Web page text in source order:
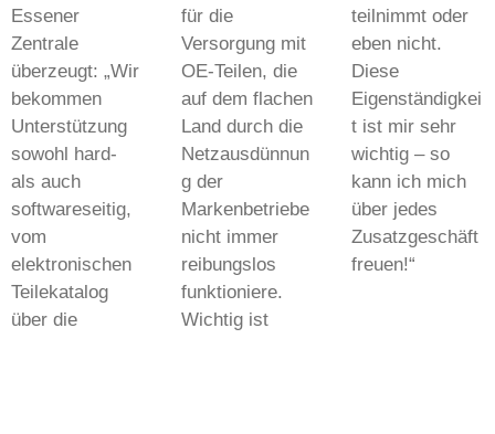
Essener
Zentrale
überzeugt: „Wir
bekommen
Unterstützung
sowohl hard-
als auch
softwareseitig,
vom
elektronischen
Teilekatalog
über die
für die
Versorgung mit
OE-Teilen, die
auf dem flachen
Land durch die
Netzausdünnun
g der
Markenbetriebe
nicht immer
reibungslos
funktioniere.
Wichtig ist
teilnimmt oder
eben nicht.
Diese
Eigenständigkei
t ist mir sehr
wichtig – so
kann ich mich
über jedes
Zusatzgeschäft
freuen!“